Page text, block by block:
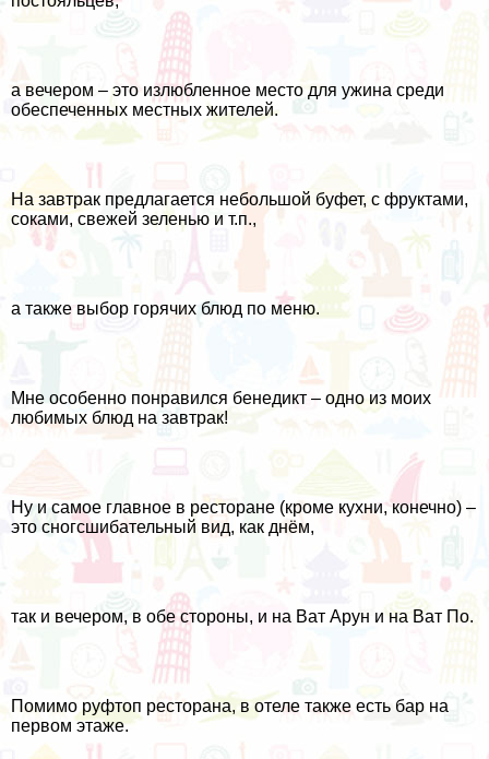
а вечером – это излюбленное место для ужина среди
обеспеченных местных жителей.
На завтрак предлагается небольшой буфет, с фруктами,
соками, свежей зеленью и т.п.,
а также выбор горячих блюд по меню.
Мне особенно понравился бенедикт – одно из моих
любимых блюд на завтрак!
Ну и самое главное в ресторане (кроме кухни, конечно) –
это сногсшибательный вид, как днём,
так и вечером, в обе стороны, и на Ват Арун и на Ват По.
Помимо руфтоп ресторана, в отеле также есть бар на
первом этаже.